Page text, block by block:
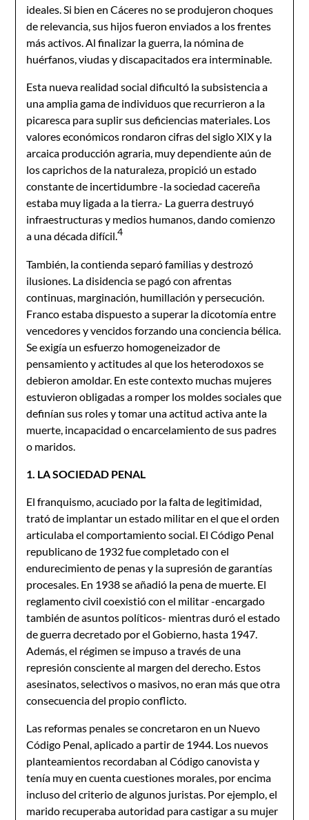
ideales. Si bien en Cáceres no se produjeron choques
de relevancia, sus hijos fueron enviados a los frentes
más activos. Al finalizar la guerra, la nómina de
huérfanos, viudas y discapacitados era interminable.
Esta nueva realidad social dificultó la subsistencia a
una amplia gama de individuos que recurrieron a la
picaresca para suplir sus deficiencias materiales. Los
valores económicos rondaron cifras del siglo XIX y la
arcaica producción agraria, muy dependiente aún de
los caprichos de la naturaleza, propició un estado
constante de incertidumbre -la sociedad cacereña
estaba muy ligada a la tierra.- La guerra destruyó
infraestructuras y medios humanos, dando comienzo
a una década difícil.4
También, la contienda separó familias y destrozó
ilusiones. La disidencia se pagó con afrentas
continuas, marginación, humillación y persecución.
Franco estaba dispuesto a superar la dicotomía entre
vencedores y vencidos forzando una conciencia bélica.
Se exigía un esfuerzo homogeneizador de
pensamiento y actitudes al que los heterodoxos se
debieron amoldar. En este contexto muchas mujeres
estuvieron obligadas a romper los moldes sociales que
definían sus roles y tomar una actitud activa ante la
muerte, incapacidad o encarcelamiento de sus padres
o maridos.
1. LA SOCIEDAD PENAL
El franquismo, acuciado por la falta de legitimidad,
trató de implantar un estado militar en el que el orden
articulaba el comportamiento social. El Código Penal
republicano de 1932 fue completado con el
endurecimiento de penas y la supresión de garantías
procesales. En 1938 se añadió la pena de muerte. El
reglamento civil coexistió con el militar -encargado
también de asuntos políticos- mientras duró el estado
de guerra decretado por el Gobierno, hasta 1947.
Además, el régimen se impuso a través de una
represión consciente al margen del derecho. Estos
asesinatos, selectivos o masivos, no eran más que otra
consecuencia del propio conflicto.
Las reformas penales se concretaron en un Nuevo
Código Penal, aplicado a partir de 1944. Los nuevos
planteamientos recordaban al Código canovista y
tenía muy en cuenta cuestiones morales, por encima
incluso del criterio de algunos juristas. Por ejemplo, el
marido recuperaba autoridad para castigar a su mujer